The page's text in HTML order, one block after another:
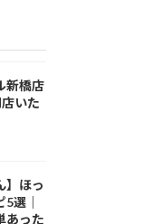
新橋店
いた
】ほっ
選｜
あった